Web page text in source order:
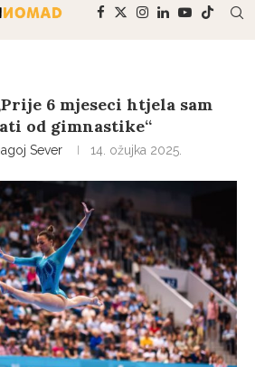
6 mjeseci htjela sam
od gimnastike“
Sever 14. ožujka 2025.